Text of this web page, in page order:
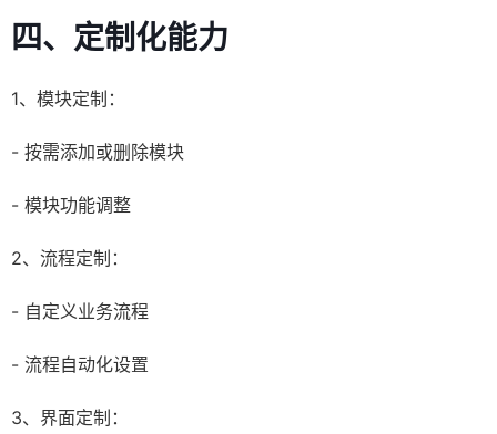
四、定制化能力
1、模块定制：
- 按需添加或删除模块
- 模块功能调整
2、流程定制：
- 自定义业务流程
- 流程自动化设置
3、界面定制：